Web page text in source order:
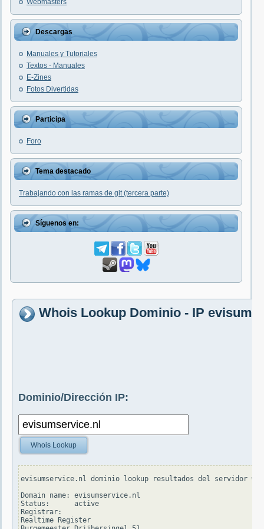
Webmasters
Descargas
Manuales y Tutoriales
Textos - Manuales
E-Zines
Fotos Divertidas
Participa
Foro
Tema destacado
Trabajando con las ramas de git (tercera parte)
Síguenos en:
Whois Lookup Dominio - IP
Dominio/Dirección IP:
Whois Lookup
evisumservice.nl dominio lookup resultados del servidor
Domain name: evisumservice.nl
Status:      active
Registrar:
Realtime Register